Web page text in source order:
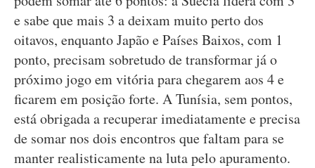
e sabe que mais 3 a deixam muito perto dos
oitavos, enquanto Japão e Países Baixos, com 1
ponto, precisam sobretudo de transformar já o
próximo jogo em vitória para chegarem aos 4 e
ficarem em posição forte. A Tunísia, sem pontos,
está obrigada a recuperar imediatamente e precisa
de somar nos dois encontros que faltam para se
manter realisticamente na luta pelo apuramento.